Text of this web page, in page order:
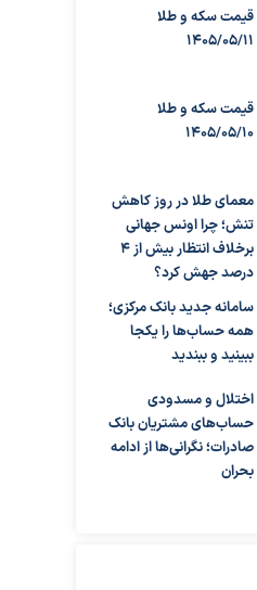
قیمت سکه و طلا
1405/05/11
قیمت سکه و طلا
1405/05/10
معمای طلا در روز کاهش
تنش؛ چرا اونس جهانی
برخلاف انتظار بیش از ۴
درصد جهش کرد؟
سامانه جدید بانک مرکزی؛
همه حساب‌ها را یکجا
ببینید و ببندید
اختلال و مسدودی
حساب‌های مشتریان بانک
صادرات؛ نگرانی‌ها از ادامه
بحران